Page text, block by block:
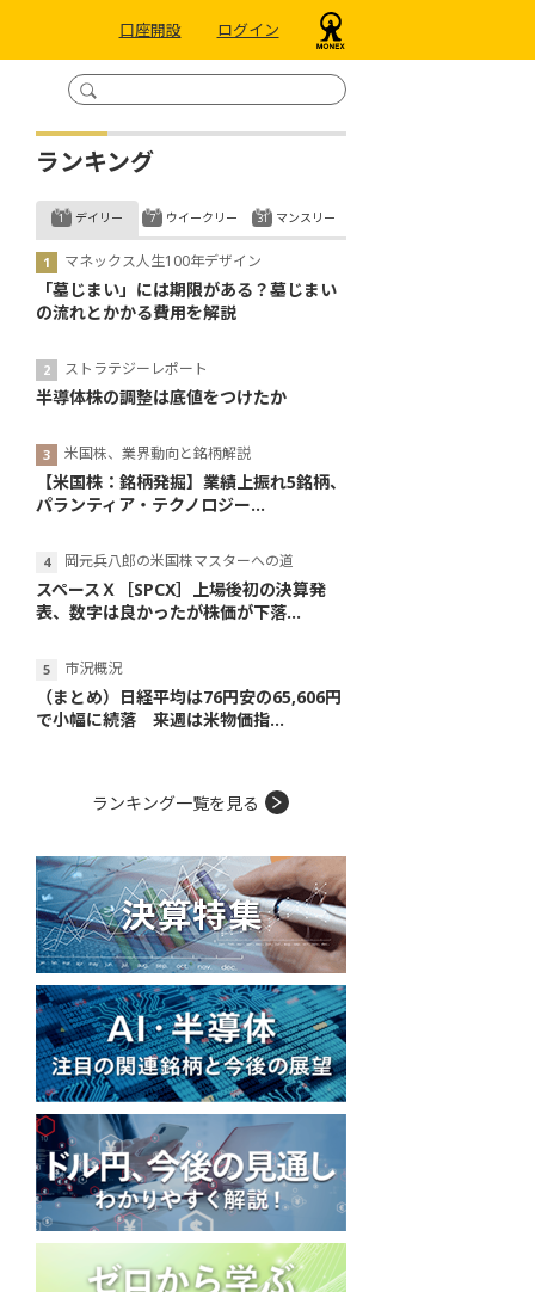
口座開設 ログイン
ランキング
デイリー
マネックス人生100年デザイン
「墓じまい」には期限がある？墓じまい
の流れとかかる費用を解説
ストラテジーレポート
半導体株の調整は底値をつけたか
米国株、業界動向と銘柄解説
【米国株：銘柄発掘】業績上振れ5銘柄、
パランティア・テクノロジー...
岡元兵八郎の米国株マスターへの道
スペースＸ［SPCX］上場後初の決算発
表、数字は良かったが株価が下落...
市況概況
（まとめ）日経平均は76円安の65,606円
で小幅に続落 来週は米物価指...
ウイークリー マンスリー
ランキング一覧を見る